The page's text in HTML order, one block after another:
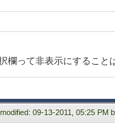
"white",
欄って非表示にすること
09-13-2011, 05:25 PM